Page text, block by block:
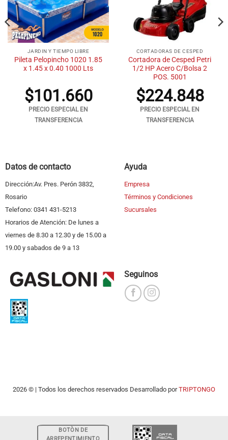
JARDIN Y TIEMPO LIBRE
Pileta Pelopincho 1020 1.85
x 1.45 x 0.40 1000 Lts
$101.660
PRECIO ESPECIAL EN
TRANSFERENCIA
CORTADORAS DE CESPED
Cortadora de Cesped Petri
1/2 HP Acero C/Bolsa 2
POS. 5001
$224.848
PRECIO ESPECIAL EN
TRANSFERENCIA
Datos de contacto
Dirección:Av. Pres. Perón 3832,
Rosario
Telefono: 0341 431-5213
Horarios de Atención: De lunes a
viernes de 8.30 a 12.30 y de 15.00 a
19.00 y sabados de 9 a 13
Ayuda
Empresa
Términos y Condiciones
Sucursales
Seguinos
2026 © | Todos los derechos reservados Desarrollado porTRIPTONGO
BOTÒN DE